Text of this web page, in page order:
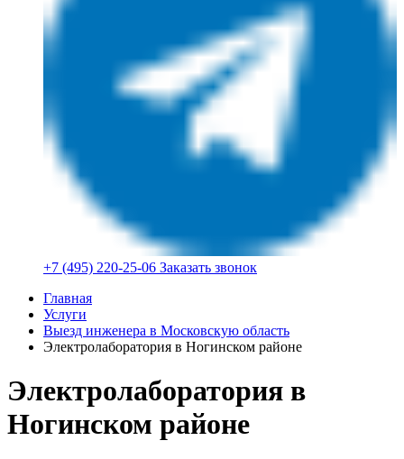
+7 (495) 220-25-06 Заказать звонок
Главная
Услуги
Выезд инженера в Московскую область
Электролаборатория в Ногинском районе
Электролаборатория в
Ногинском районе